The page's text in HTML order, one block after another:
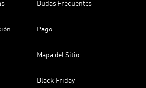
Dudas Frecuentes
Pago
Mapa del Sitio
Black Friday